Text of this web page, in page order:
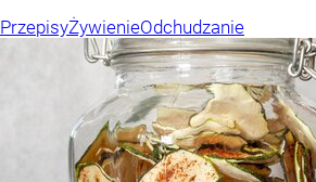
PrzepisyŻywienieOdchudzanie